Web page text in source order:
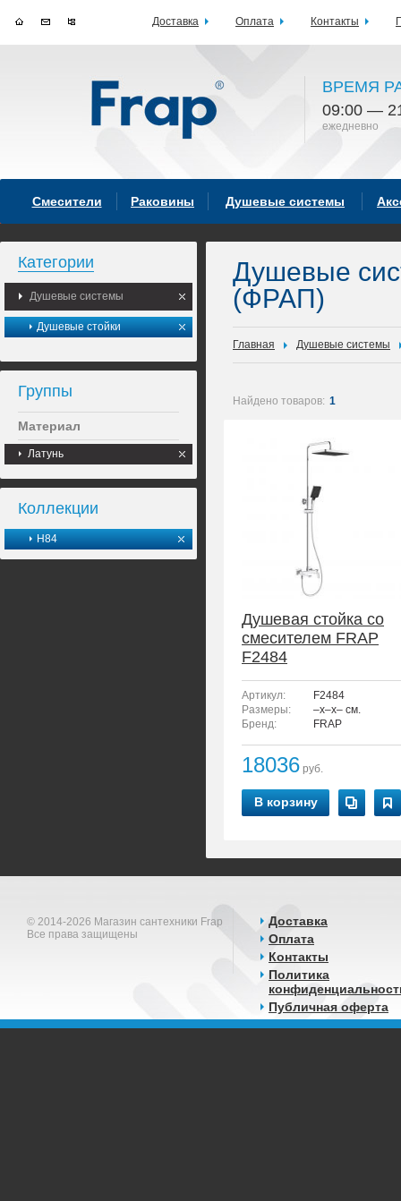
ВРЕМЯ
09:00 —
ежедневно
Смесители Раковины Душевые системы
Категории
Душевые системы
Душевые стойки
Группы
Материал
Латунь
Коллекции
H84
Душевые
(ФРАП)
Главная Душевые системы
Найдено товаров: 1
Душевая стойка со
смесителем FRAP
F2484
Артикул:
F2484
Размеры:
–x–x– см.
Бренд:
FRAP
18036 руб.
В корзину
© 2014-2026 Магазин сантехники Frap
Все права защищены
Доставка
Оплата
Контакты
Политика
Публичная оферта
Доставка Оплата Контакты